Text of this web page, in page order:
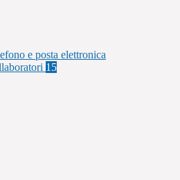
e posta elettronica
15